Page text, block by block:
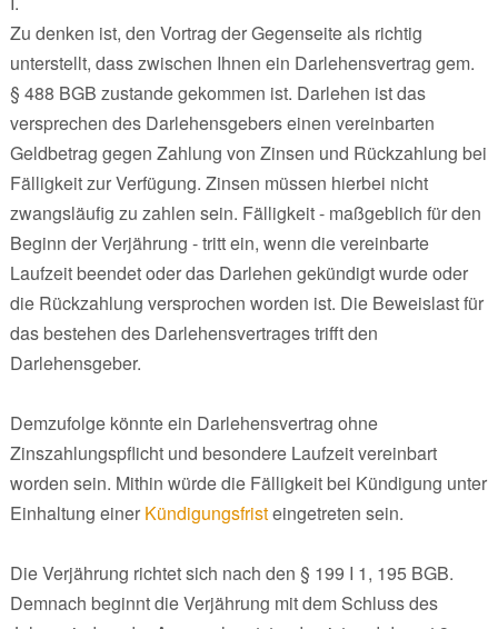
Zu denken ist, den Vortrag der Gegenseite als richtig
unterstellt, dass zwischen Ihnen ein Darlehensvertrag gem.
§ 488 BGB zustande gekommen ist. Darlehen ist das
versprechen des Darlehensgebers einen vereinbarten
Geldbetrag gegen Zahlung von Zinsen und Rückzahlung bei
Fälligkeit zur Verfügung. Zinsen müssen hierbei nicht
zwangsläufig zu zahlen sein. Fälligkeit - maßgeblich für den
Beginn der Verjährung - tritt ein, wenn die vereinbarte
Laufzeit beendet oder das Darlehen gekündigt wurde oder
die Rückzahlung versprochen worden ist. Die Beweislast für
das bestehen des Darlehensvertrages trifft den
Darlehensgeber.
Demzufolge könnte ein Darlehensvertrag ohne
Zinszahlungspflicht und besondere Laufzeit vereinbart
worden sein. Mithin würde die Fälligkeit bei Kündigung unter
Einhaltung einer Kündigungsfristeingetreten sein.
Die Verjährung richtet sich nach den § 199 I 1, 195 BGB.
Demnach beginnt die Verjährung mit dem Schluss des